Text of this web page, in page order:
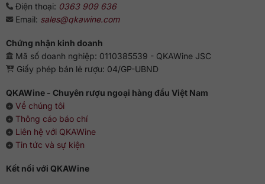
Điện thoại: 0363 909 636
Email: sales@qkawine.com
Chứng nhận kinh doanh
Mã số doanh nghiệp: 0110385539 - QKAWine JSC
Giấy phép bán lẻ rượu: 04/GP-UBND
QKAWine - Chuyên rượu ngoại hàng đầu Việt Nam
Về chúng tôi
Thông cáo báo chí
Liên hệ với QKAWine
Tin tức và sự kiện
Kết nối với QKAWine